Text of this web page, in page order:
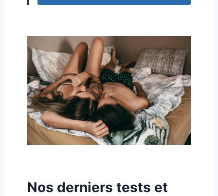
Nos derniers tests et